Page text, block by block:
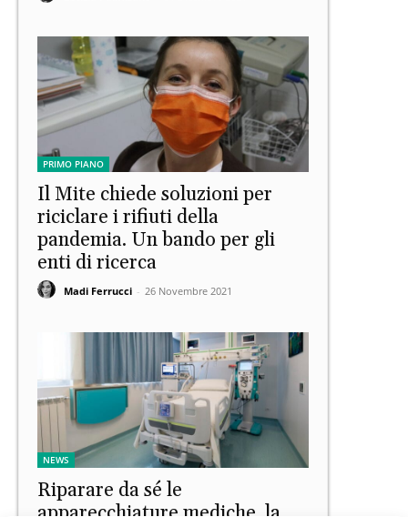
PRIMO PIANO
Il Mite chiede soluzioni per
riciclare i rifiuti della
pandemia. Un bando per gli
enti di ricerca
Madi Ferrucci - 26 Novembre 2021
NEWS
Riparare da sé le